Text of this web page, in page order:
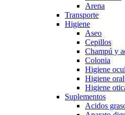
Arena
Transporte
Higiene
Aseo
Cepillos
Champú y
Colonia
Higiene
Higiene oral
Higiene
Suplementos
Acidos